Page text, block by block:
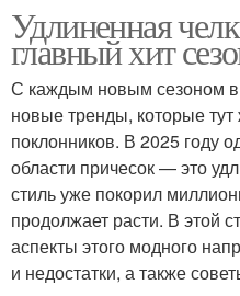
Удлиненная
главный хит
С каждым новым сезоном
новые тренды, которые
поклонников. В 2025 году
области причесок — это
стиль уже покорил
продолжает расти. В этой
аспекты этого модного
и недостатки, а также